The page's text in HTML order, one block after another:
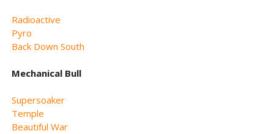
Radioactive
Pyro
Back Down South
Mechanical Bull
Supersoaker
Temple
Beautiful War